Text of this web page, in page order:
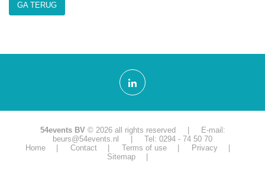
GA TERUG
54events BV© 2026 all rights reserved | E-mail:
beurs@54events.nl
| Tel: 0294 - 74 50 70
Home
Contact Terms of use
Privacy
Sitemap